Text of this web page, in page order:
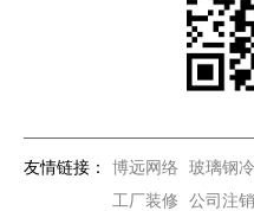
友情链接： 博远网络 玻璃钢
工厂装修 公司注销